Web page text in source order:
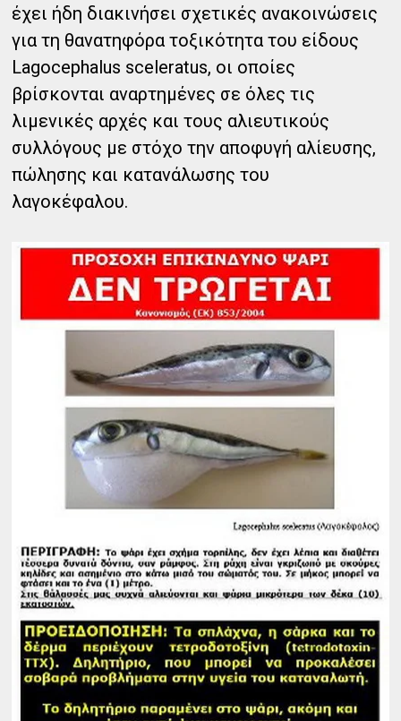
έχει ήδη διακινήσει σχετικές ανακοινώσεις
για τη θανατηφόρα τοξικότητα του είδους
Lagocephalus sceleratus, οι οποίες
βρίσκονται αναρτημένες σε όλες τις
λιμενικές αρχές και τους αλιευτικούς
συλλόγους με στόχο την αποφυγή αλίευσης,
πώλησης και κατανάλωσης του
λαγοκέφαλου.